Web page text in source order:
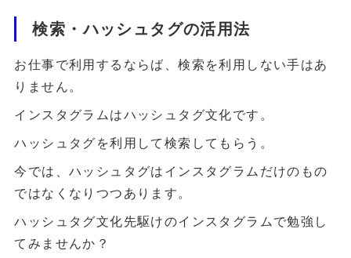
検索・ハッシュタグの活用法
お仕事で利用するならば、検索を利用しない手はあ
りません。
インスタグラムはハッシュタグ文化です。
ハッシュタグを利用して検索してもらう。
今では、ハッシュタグはインスタグラムだけのもの
ではなくなりつつあります。
ハッシュタグ文化先駆けのインスタグラムで勉強し
てみませんか？